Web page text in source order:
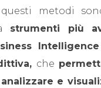
questi metodi
strumenti più
che
e